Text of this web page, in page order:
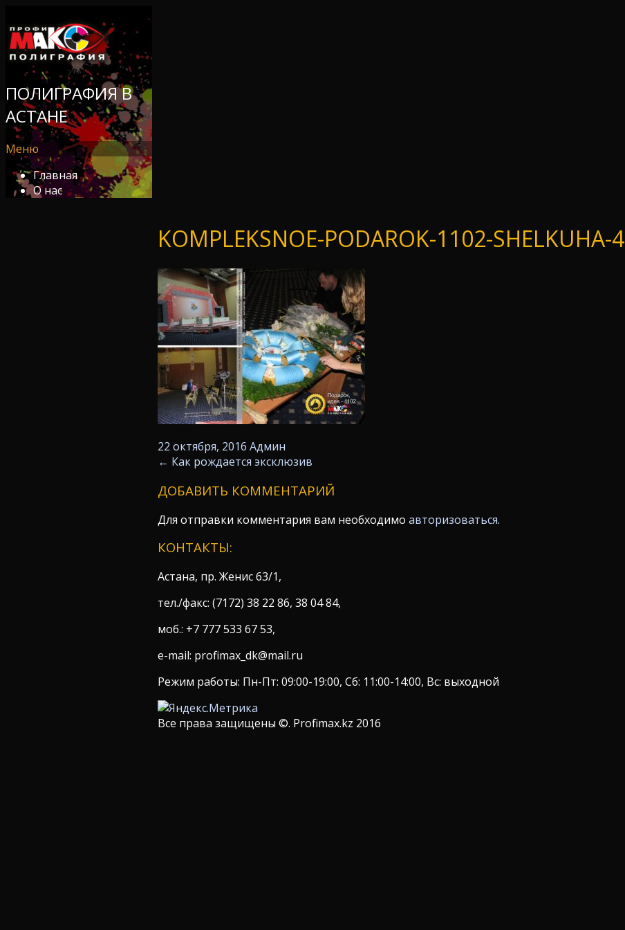
ПОЛИГРАФИЯ В
АСТАНЕ
Меню
Главная
О нас
KOMPLEKSNOE-PODAROK-1102-SHELKUHA-4
22 октября, 2016 Админ
← Как рождается эксклюзив
ДОБАВИТЬ КОММЕНТАРИЙ
Для отправки комментария вам необходимо авторизоваться.
КОНТАКТЫ:
Астана, пр. Женис 63/1,
тел./факс: (7172) 38 22 86, 38 04 84,
моб.: +7 777 533 67 53,
e-mail: profimax_dk@mail.ru
Режим работы: Пн-Пт: 09:00-19:00, Сб: 11:00-14:00, Вс: выходной
Все права защищены ©. Profimax.kz 2016